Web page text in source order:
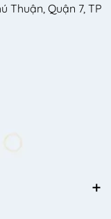
Thuận, Quận 7, TP